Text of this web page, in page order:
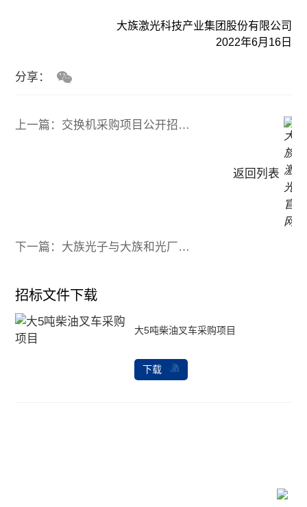
大族激光科技产业集团股份有限公司
2022年6月16日
分享：
上一篇：交换机采购项目公开招标公告
返回列表
下一篇：大族光子与大族和光厂房装修改造工程项目公开招标公告
招标文件下载
大5吨柴油叉车采购项目
下载